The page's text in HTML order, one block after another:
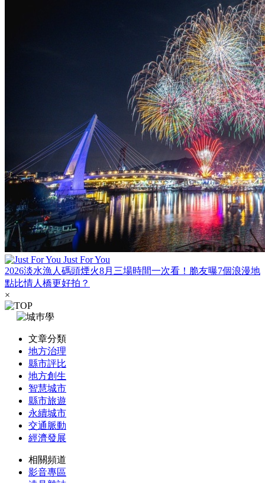
Just For You
2026淡水漁人碼頭煙火8月三場時間一次看！脆友曝7個浪漫地
點比情人橋更好拍？
×
文章分類
地方治理
縣市評比
地方創生
智慧城市
縣市旅遊
永續城市
交通脈動
經濟發展
相關頻道
影音專區